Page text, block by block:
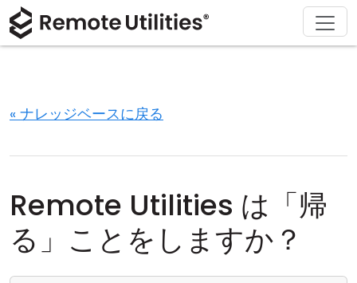
« ナレッジベースに戻る
Remote Utilities は「帰
る」ことをしますか？
製品
接続モード
無人アクセス
ソリューション
情報技術
ダウンロード
購入
サポート
会社概要